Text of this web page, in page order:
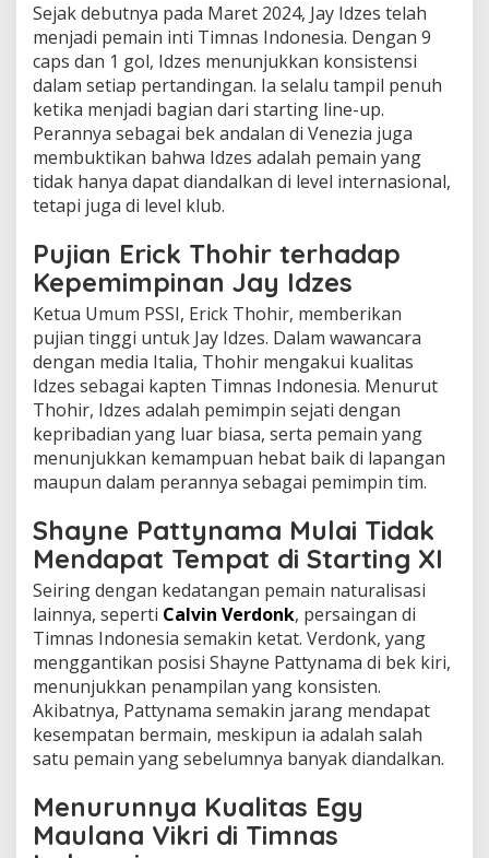
Sejak debutnya pada Maret 2024, Jay Idzes telah
menjadi pemain inti Timnas Indonesia. Dengan 9
caps dan 1 gol, Idzes menunjukkan konsistensi
dalam setiap pertandingan. Ia selalu tampil penuh
ketika menjadi bagian dari starting line-up.
Perannya sebagai bek andalan di Venezia juga
membuktikan bahwa Idzes adalah pemain yang
tidak hanya dapat diandalkan di level internasional,
tetapi juga di level klub.
Pujian Erick Thohir terhadap
Kepemimpinan Jay Idzes
Ketua Umum PSSI, Erick Thohir, memberikan
pujian tinggi untuk Jay Idzes. Dalam wawancara
dengan media Italia, Thohir mengakui kualitas
Idzes sebagai kapten Timnas Indonesia. Menurut
Thohir, Idzes adalah pemimpin sejati dengan
kepribadian yang luar biasa, serta pemain yang
menunjukkan kemampuan hebat baik di lapangan
maupun dalam perannya sebagai pemimpin tim.
Shayne Pattynama Mulai Tidak
Mendapat Tempat di Starting XI
Seiring dengan kedatangan pemain naturalisasi
lainnya, seperti Calvin Verdonk, persaingan di
Timnas Indonesia semakin ketat. Verdonk, yang
menggantikan posisi Shayne Pattynama di bek kiri,
menunjukkan penampilan yang konsisten.
Akibatnya, Pattynama semakin jarang mendapat
kesempatan bermain, meskipun ia adalah salah
satu pemain yang sebelumnya banyak diandalkan.
Menurunnya Kualitas Egy
Maulana Vikri di Timnas